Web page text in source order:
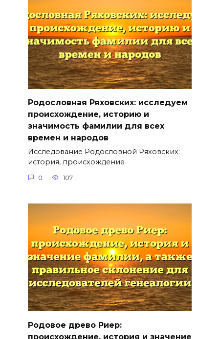
Родословная Ряховских: исследуем
происхождение, историю и
значимость фамилии для всех
времен и народов
Исследование Родословной Ряховских:
история, происхождение
0 107
Родовое древо Риер:
происхождение, история и значение